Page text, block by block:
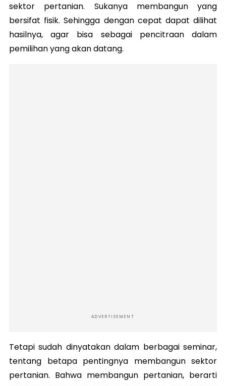
sektor pertanian. Sukanya membangun yang
bersifat fisik. Sehingga dengan cepat dapat dilihat
hasilnya, agar bisa sebagai pencitraan dalam
pemilihan yang akan datang.
ADVERTISEMENT
Tetapi sudah dinyatakan dalam berbagai seminar,
tentang betapa pentingnya membangun sektor
pertanian. Bahwa membangun pertanian, berarti